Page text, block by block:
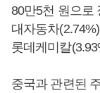
80만5천 원으로
대자동차
롯데케미칼
중국과 관련된